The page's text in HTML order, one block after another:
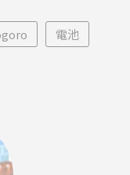
電池